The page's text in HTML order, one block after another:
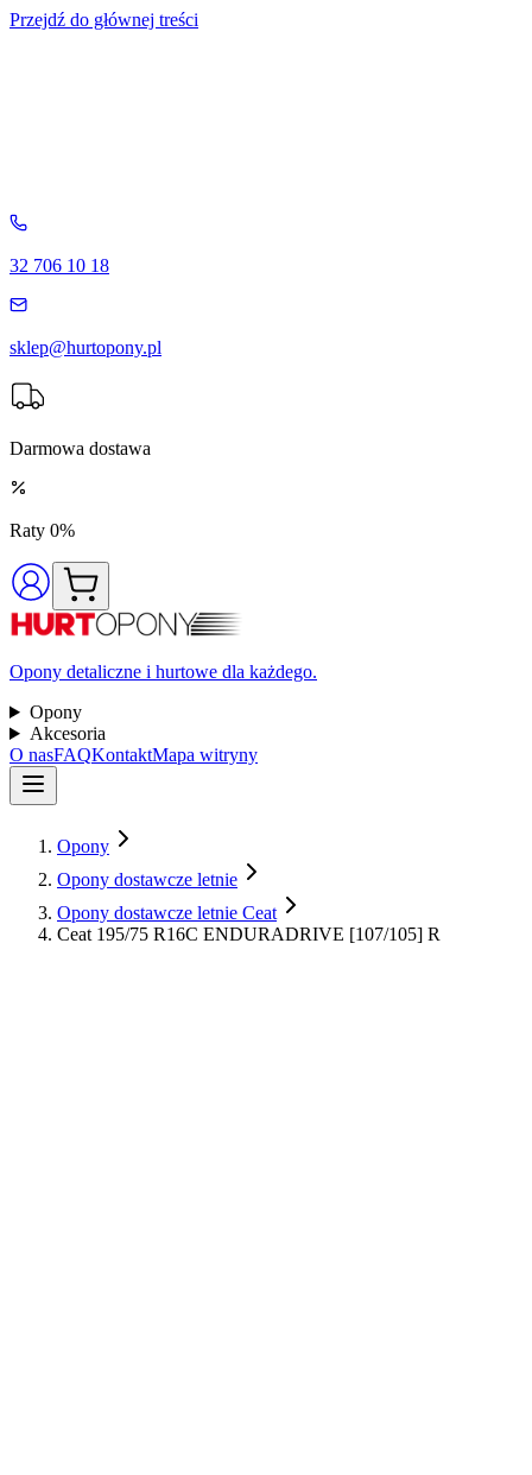
Przejdź do głównej treści
32 706 10 18
sklep@hurtopony.pl
Darmowa dostawa
Raty 0%
Opony detaliczne i hurtowe dla każdego.
Opony
Akcesoria
O nasFAQKontaktMapa witryny
Opony
Opony dostawcze letnie
Opony dostawcze letnie Ceat
Ceat 195/75 R16C ENDURADRIVE [107/105] R